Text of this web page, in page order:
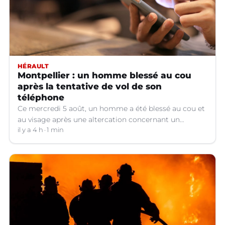
HÉRAULT
Montpellier : un homme blessé au cou
après la tentative de vol de son
téléphone
Ce mercredi 5 août, un homme a été blessé au cou et
au visage après une altercation concernant un
téléphone portable à Montpellier (Hérault).
il y a 4 h 1 min